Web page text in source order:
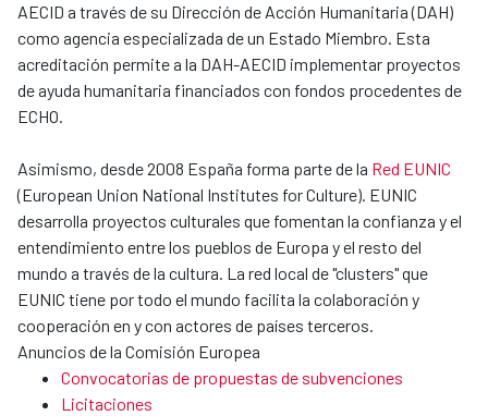
AECID a través de su Dirección de Acción Humanitaria (DAH)
como agencia especializada de un Estado Miembro. Esta
acreditación permite a la DAH-AECID implementar proyectos
de ayuda humanitaria financiados con fondos procedentes de
ECHO.
Asimismo, desde 2008 España forma parte de la Red EUNIC
(European Union National Institutes for Culture). EUNIC
desarrolla proyectos culturales que fomentan la confianza y el
entendimiento entre los pueblos de Europa y el resto del
mundo a través de la cultura. La red local de "clusters" que
EUNIC tiene por todo el mundo facilita la colaboración y
cooperación en y con actores de países terceros.
Anuncios de la Comisión Europea
Convocatorias de propuestas de subvenciones
Licitaciones